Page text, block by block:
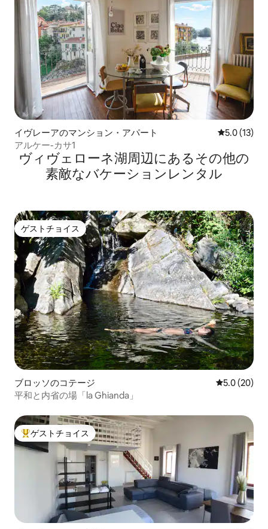
イヴレーアのマンション・アパート レビュー13
5.0 (13)
アルケー-カサ1
ヴィヴェローネ湖⁠周⁠辺⁠に⁠あ⁠るそ⁠の⁠他⁠の
素⁠敵⁠なバ⁠ケ⁠ー⁠シ⁠ョ⁠ン⁠レ⁠ン⁠タ⁠ル
ゲストチョイス
ゲストチョイス
ブロッソのコテージ レビュー20
5.0 (20)
平和と内省の場「la Ghianda」
大好評のゲストチョイスです。
ゲストチョイス